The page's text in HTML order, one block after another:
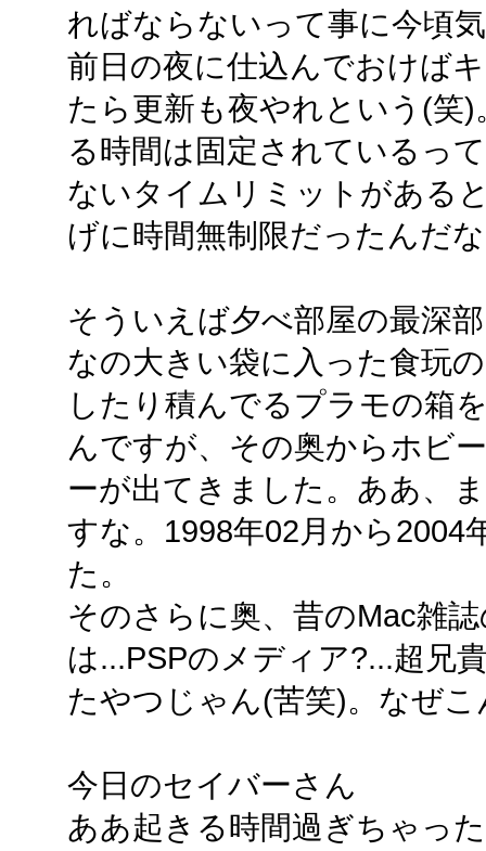
ればならないって事に今頃
前日の夜に仕込んでおけば
たら更新も夜やれという(笑
る時間は固定されているっ
ないタイムリミットがある
げに時間無制限だったんだ
そういえば夕べ部屋の最深
なの大きい袋に入った食玩
したり積んでるプラモの箱
んですが、その奥からホビ
ーが出てきました。ああ、
すな。1998年02月から2004
た。
そのさらに奥、昔のMac雑
は...PSPのメディア?...超兄
たやつじゃん(苦笑)。なぜ
今日のセイバーさん
ああ起きる時間過ぎちゃっ